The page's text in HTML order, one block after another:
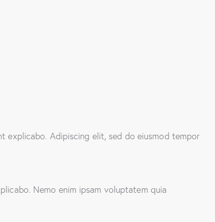
explicabo. Adipiscing elit, sed do eiusmod tempor
Nemo enim ipsam voluptatem quia